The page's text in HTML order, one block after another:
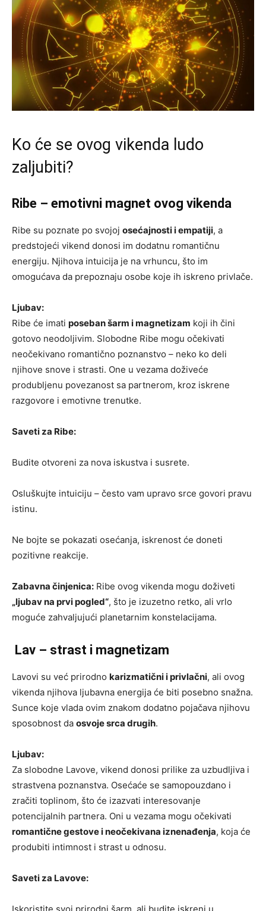
Ko će se ovog vikenda ludo
zaljubiti?
Ribe – emotivni magnet ovog vikenda
Ribe su poznate po svojoj osećajnosti i empatiji, a
predstojeći vikend donosi im dodatnu romantičnu
energiju. Njihova intuicija je na vrhuncu, što im
omogućava da prepoznaju osobe koje ih iskreno privlače.
Ljubav:
Ribe će imati poseban šarm i magnetizam koji ih čini
gotovo neodoljivim. Slobodne Ribe mogu očekivati
neočekivano romantično poznanstvo – neko ko deli
njihove snove i strasti. One u vezama doživeće
produbljenu povezanost sa partnerom, kroz iskrene
razgovore i emotivne trenutke.
Saveti za Ribe:
Budite otvoreni za nova iskustva i susrete.
Osluškujte intuiciju – često vam upravo srce govori pravu
istinu.
Ne bojte se pokazati osećanja, iskrenost će doneti
pozitivne reakcije.
Zabavna činjenica: Ribe ovog vikenda mogu doživeti
„ljubav na prvi pogled“, što je izuzetno retko, ali vrlo
moguće zahvaljujući planetarnim konstelacijama.
Lav – strast i magnetizam
Lavovi su već prirodno karizmatični i privlačni, ali ovog
vikenda njihova ljubavna energija će biti posebno snažna.
Sunce koje vlada ovim znakom dodatno pojačava njihovu
sposobnost da osvoje srca drugih.
Ljubav:
Za slobodne Lavove, vikend donosi prilike za uzbudljiva i
strastvena poznanstva. Osećaće se samopouzdano i
zračiti toplinom, što će izazvati interesovanje
potencijalnih partnera. Oni u vezama mogu očekivati
romantične gestove i neočekivana iznenađenja, koja će
produbiti intimnost i strast u odnosu.
Saveti za Lavove:
Iskoristite svoj prirodni šarm, ali budite iskreni u